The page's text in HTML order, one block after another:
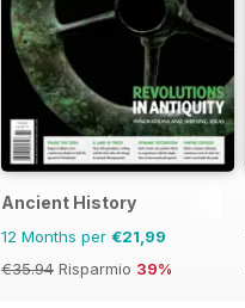
Ancient History
12 Months per €21,99
€35.94 Risparmio 39%